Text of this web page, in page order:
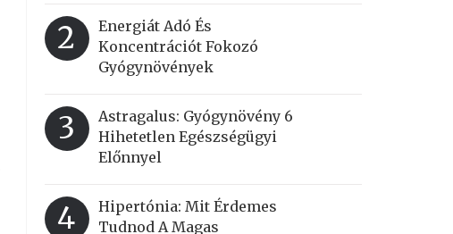
2
Energiát Adó És
Koncentrációt Fokozó
Gyógynövények
3
Astragalus: Gyógynövény 6
Hihetetlen Egészségügyi
Előnnyel
4
Hipertónia: Mit Érdemes
Tudnod A Magas